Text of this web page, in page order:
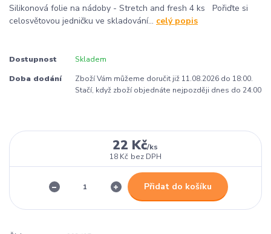
Silikonová folie na nádoby - Stretch and fresh 4 ks Pořiďte si
celosvětovou jedničku ve skladování... celý popis
Dostupnost Skladem
Doba dodání
Zboží Vám můžeme doručit již 11.08.2026 do 18:00.
Stačí, když zboží objednáte nejpozději dnes do 24:00
22 Kč/ks
18 Kč bez DPH
Přidat do košíku